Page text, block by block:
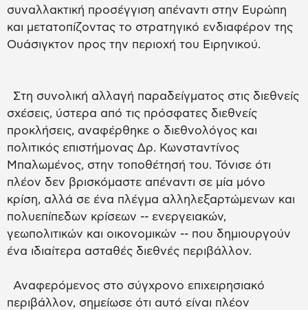
συναλλακτική προσέγγιση απέναντι στην Ευρώπη
και μετατοπίζοντας το στρατηγικό ενδιαφέρον της
Ουάσιγκτον προς την περιοχή του Ειρηνικού.
Στη συνολική αλλαγή παραδείγματος στις διεθνείς
σχέσεις, ύστερα από τις πρόσφατες διεθνείς
προκλήσεις, αναφέρθηκε ο διεθνολόγος και
πολιτικός επιστήμονας Δρ. Κωνσταντίνος
Μπαλωμένος, στην τοποθέτησή του. Τόνισε ότι
πλέον δεν βρισκόμαστε απέναντι σε μία μόνο
κρίση, αλλά σε ένα πλέγμα αλληλεξαρτώμενων και
πολυεπίπεδων κρίσεων -- ενεργειακών,
γεωπολιτικών και οικονομικών -- που δημιουργούν
ένα ιδιαίτερα ασταθές διεθνές περιβάλλον.
Αναφερόμενος στο σύγχρονο επιχειρησιακό
περιβάλλον, σημείωσε ότι αυτό είναι πλέον